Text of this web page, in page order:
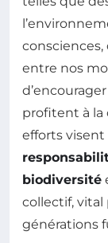
entre nos
profitent à la
efforts
biodiversité
collectif,
générations